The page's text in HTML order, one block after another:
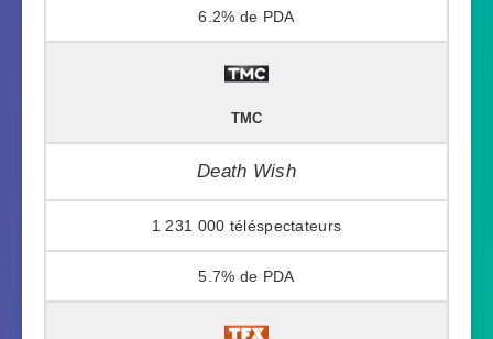
6.2%
TMC
Death Wish
1 231 000
5.7%